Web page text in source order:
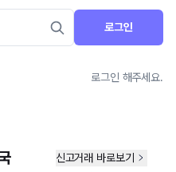
로그인
로그인 해주세요.